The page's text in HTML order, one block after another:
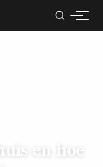
en hoe